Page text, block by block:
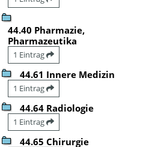
44.40 Pharmazie,
Pharmazeutika
1 Eintrag
44.61 Innere Medizin
1 Eintrag
44.64 Radiologie
1 Eintrag
44.65 Chirurgie